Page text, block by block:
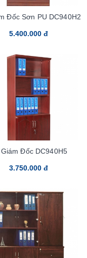
Đốc Sơn PU DC940H2
5.400.000 đ
Đốc DC940H5
3.750.000 đ